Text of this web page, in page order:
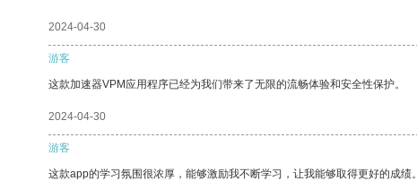
2024-04-30
游客
这款加速器VPM应用程序已经为我们带来了无限的流畅体验和安全性保护。
2024-04-30
游客
这款app的学习氛围很浓厚，能够激励我不断学习，让我能够取得更好的成绩。